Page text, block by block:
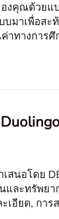
องคุณด้วย
บมาเพื่อสะ
าทางการศึ
สนอโดย
และทรัพยา
อียด, การ